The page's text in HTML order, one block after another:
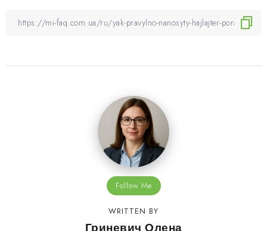
Follow Me
WRITTEN BY
Гриневич Олена